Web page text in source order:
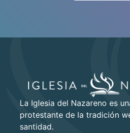
La Iglesia del Nazareno es
protestante de la tradición
santidad.